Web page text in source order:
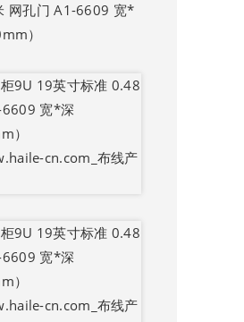
网孔门 A1-6609 宽*
）